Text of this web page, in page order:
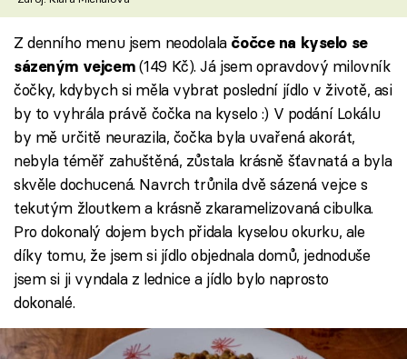
Z denního menu jsem neodolala čočce na kyselo se
sázeným vejcem(149 Kč). Já jsem opravdový milovník
čočky, kdybych si měla vybrat poslední jídlo v životě, asi
by to vyhrála právě čočka na kyselo :) V podání Lokálu
by mě určitě neurazila, čočka byla uvařená akorát,
nebyla téměř zahuštěná, zůstala krásně šťavnatá a byla
skvěle dochucená. Navrch trůnila dvě sázená vejce s
tekutým žloutkem a krásně zkaramelizovaná cibulka.
Pro dokonalý dojem bych přidala kyselou okurku, ale
díky tomu, že jsem si jídlo objednala domů, jednoduše
jsem si ji vyndala z lednice a jídlo bylo naprosto
dokonalé.